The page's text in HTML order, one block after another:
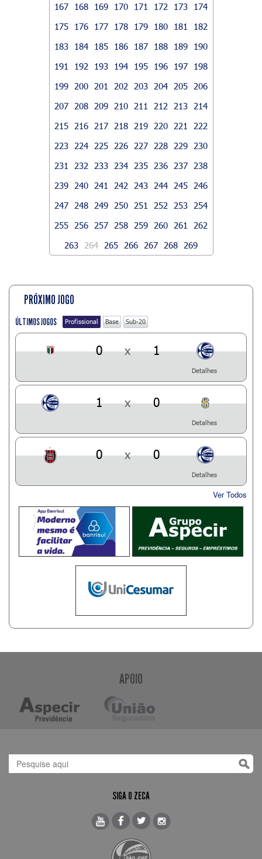
167
168 169 170 171 172 173
174
175
176 177 178 179 180 181
182
183
184 185 186 187 188 189
190
191
192 193 194 195 196 197
198
199
200 201 202 203 204 205
206
207
208 209 210 211 212 213
214
215
216 217 218 219 220 221
222
223
224 225 226 227 228 229
230
231
232 233 234 235 236 237
238
239
240 241 242 243 244 245
246
247
248 249 250 251 252 253
254
255
256 257 258 259 260 261
262
263
264 265 266 267 268 269
PRÓXIMO JOGO
ÚLTIMOS JOGOS Profissional Base Sub-20
0 x 1
Detalhes
1 x 0
Detalhes
0 x 0
Detalhes
Ver Todos
APOIO
SIGA O ZECA